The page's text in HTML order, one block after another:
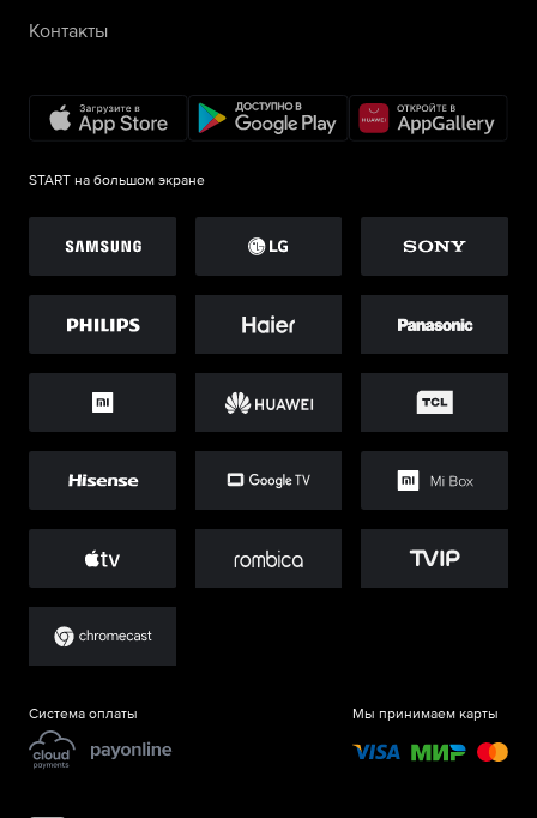
Контакты
START на большом экране
Система оплаты Мы принимаем карты